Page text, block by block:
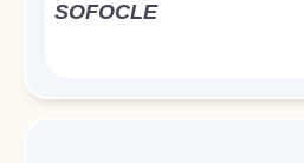
SOFOCLE